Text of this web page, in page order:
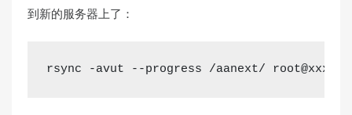
到新的服务器上了：
rsync -avut --progress /aanext/ root@xxx.